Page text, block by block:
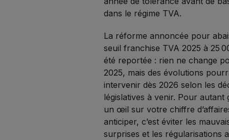
dans le régime TVA.
La réforme annoncée pour
seuil franchise TVA 2025 à 25
été reportée : rien ne change
2025, mais des évolutions
intervenir dès 2026 selon les
législatives à venir. Pour autant
un œil sur votre chiffre
anticiper, c’est éviter les
surprises et les régularisations